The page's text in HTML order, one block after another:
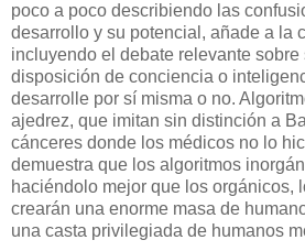
poco a poco describiendo las
desarrollo y su potencial, añade a la
incluyendo el debate relevante
disposición de conciencia o
desarrolle por sí misma o no.
ajedrez, que imitan sin distinción a
cánceres donde los médicos no lo
demuestra que los algoritmos
haciéndolo mejor que los orgánicos,
crearán una enorme masa de
una casta privilegiada de humanos